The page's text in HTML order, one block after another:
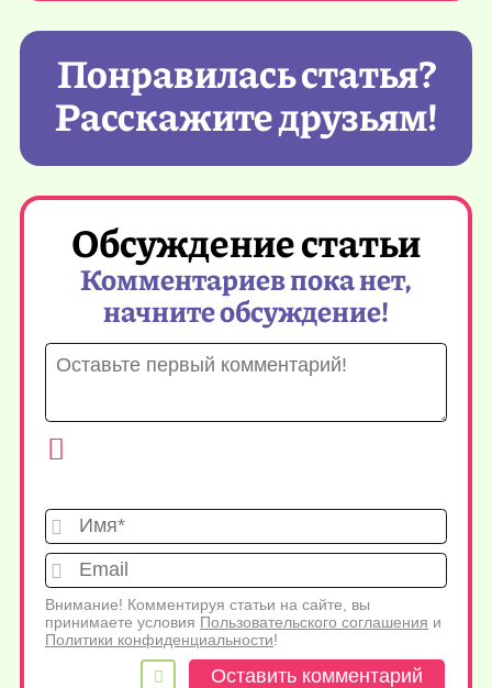
Понравилась статья?
Расскажите друзьям!
Обсуждение статьи
Комментариев пока нет,
начните обсуждение!
Имя*
Внимание! Комментируя статьи на сайте, вы
принимаете условия Пользовательского соглашения и
Политики конфиденциальности!